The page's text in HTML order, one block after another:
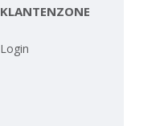
KLANTENZONE
Login